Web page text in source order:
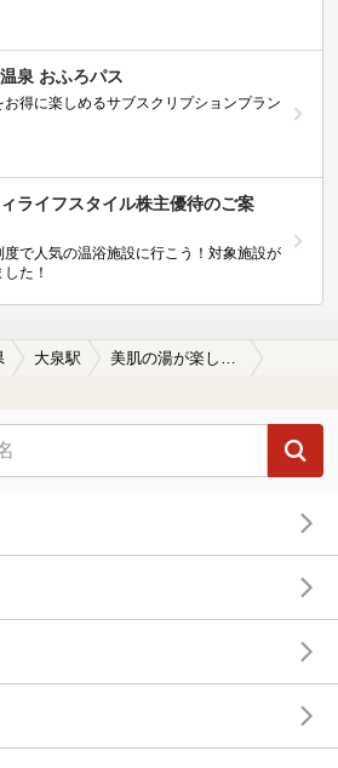
泉 おふろパス
お得に楽しめるサブスクリプションプラン
ィライフスタイル株主優待のご案
度で人気の温浴施設に行こう！対象施設が
た！
大泉駅 美肌の湯が楽しめる大泉駅近くの温泉、日帰り温泉、スーパー銭湯おすすめ